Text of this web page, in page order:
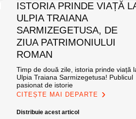
ISTORIA PRINDE VIAȚĂ
ULPIA TRAIANA
SARMIZEGETUSA, DE
ZIUA PATRIMONIULUI
ROMAN
Timp de două zile, istoria prinde viață
Ulpia Traiana Sarmizegetusa! Publicul
pasionat de istorie
CITEȘTE MAI DEPARTE
Distribuie acest articol